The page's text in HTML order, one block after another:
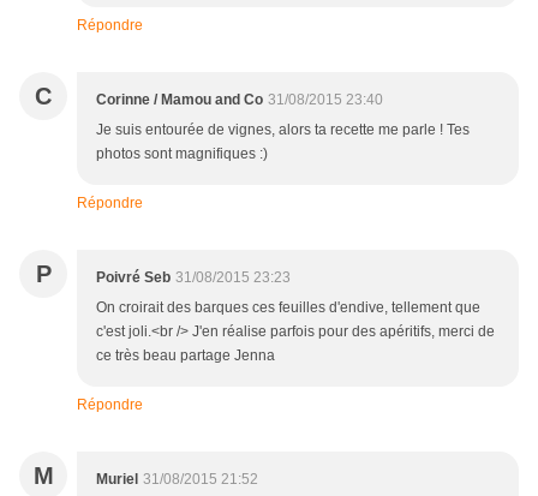
Répondre
C Corinne / Mamou and Co 31/08/2015 23:40
Je suis entourée de vignes, alors ta recette me parle ! Tes
photos sont magnifiques :)
Répondre
P Poivré Seb 31/08/2015 23:23
On croirait des barques ces feuilles d'endive, tellement que
c'est joli.<br /> J'en réalise parfois pour des apéritifs, merci de
ce très beau partage Jenna
Répondre
M Muriel 31/08/2015 21:52